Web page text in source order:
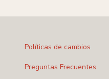
Políticas de cambios
Preguntas Frecuentes